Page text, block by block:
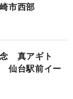
市西部
念 真アギト
仙台駅前イー